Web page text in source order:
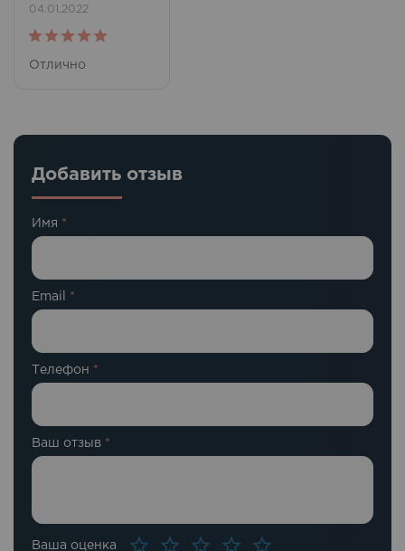
04.01.2022
Оценка
Отлично
Добавить отзыв
Имя *
Email *
Телефон *
Ваша оценка
Ваш отзыв *